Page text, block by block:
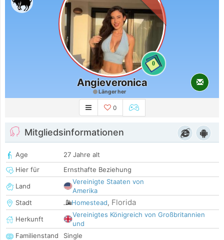
0
Angieveronica
Länger her
0
Mitgliedsinformationen
Age
27 Jahre alt
Hier für
Ernsthafte Beziehung
Land
Vereinigte Staaten von
Amerika
Stadt
Homestead, Florida
Herkunft
Vereinigtes Königreich von Großbritannien
und
Familienstand
Single